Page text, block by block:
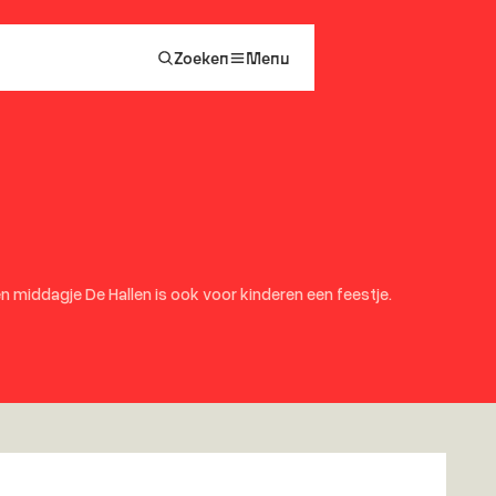
Zoeken Menu
middagje De Hallen is ook voor kinderen een feestje.